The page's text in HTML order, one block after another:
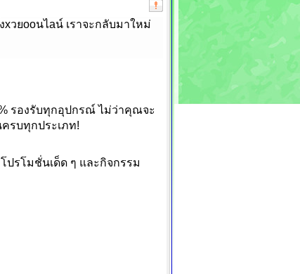
วยooนไaน์ เราจะกลับมาใหม่
รองรับทุกอุปกรณ์ ไม่ว่าคุณจะ
รบทุกประเภท!
ปรโมชั่นเด็ด ๆ และกิจกรรม